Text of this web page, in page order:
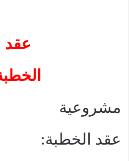
عقد
مشروعية
عقد الخطبة: